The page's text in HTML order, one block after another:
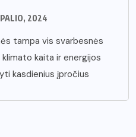
2024
tampa vis svarbesnės
klimato kaita ir energijos
kasdienius įpročius